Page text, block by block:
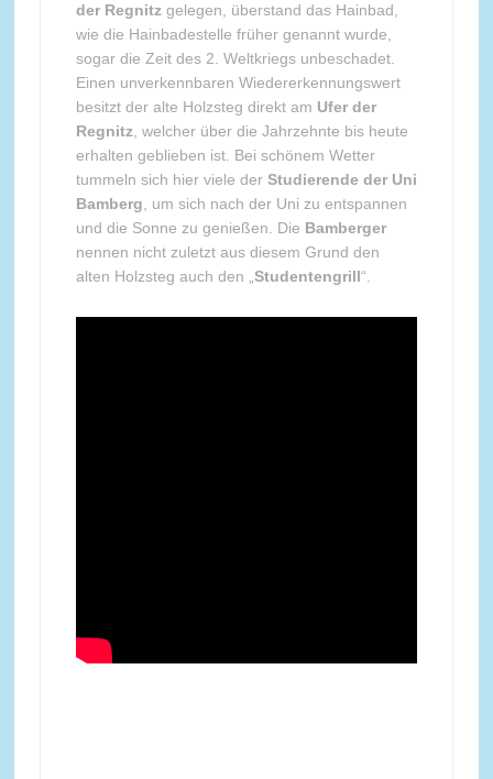
der Regnitz gelegen, überstand das Hainbad,
wie die Hainbadestelle früher genannt wurde,
sogar die Zeit des 2. Weltkriegs unbeschadet.
Einen unverkennbaren Wiedererkennungswert
besitzt der alte Holzsteg direkt am Ufer der
Regnitz , welcher über die Jahrzehnte bis heute
erhalten geblieben ist. Bei schönem Wetter
tummeln sich hier viele der Studierende der Uni
Bamberg , um sich nach der Uni zu entspannen
und die Sonne zu genießen. Die Bamberger
nennen nicht zuletzt aus diesem Grund den
alten Holzsteg auch den „ Studentengrill“.